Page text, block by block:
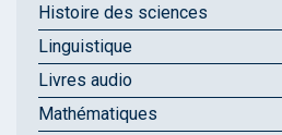
Histoire des sciences
Linguistique
Livres audio
Mathématiques